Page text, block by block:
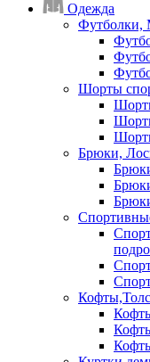
Одежда
Футболки,
Шорты
Брюки,